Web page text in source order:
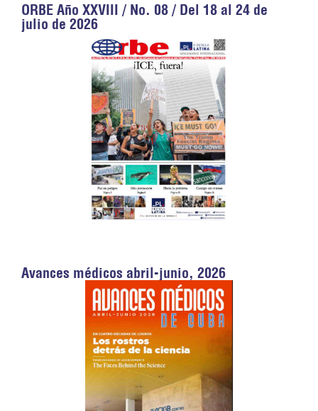
ORBE Año XXVIII / No. 08 / Del 18 al 24 de
julio de 2026
Avances médicos abril-junio, 2026